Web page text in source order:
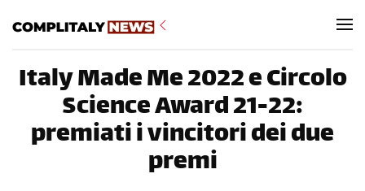
Italy Made Me 2022 e Circolo
Science Award 21-22:
premiati i vincitori dei due
premi